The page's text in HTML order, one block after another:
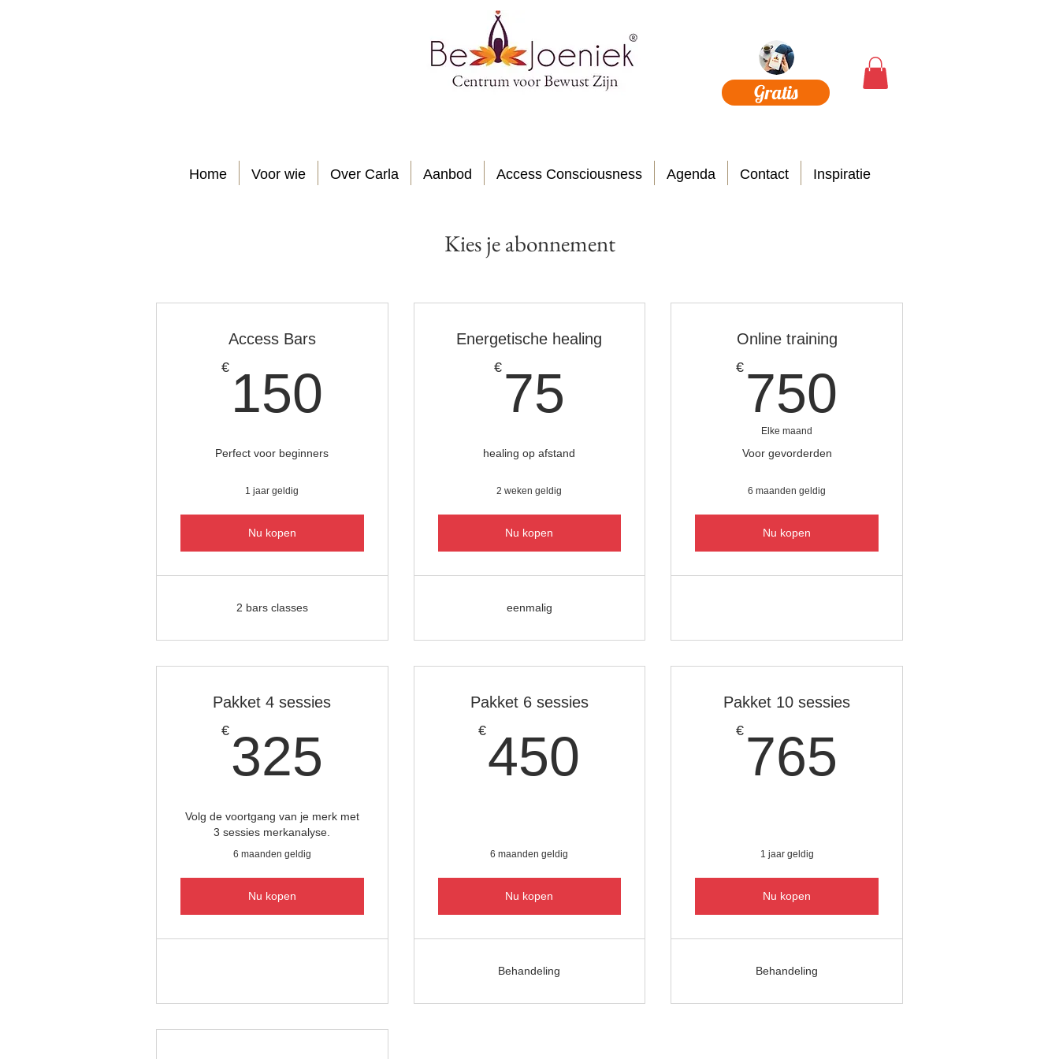
Gratis
Home Voor wie Over Carla Aanbod Access Consciousness Agenda Contact Inspiratie
Kies je abonnement
Access Bars
€ 150
Perfect voor beginners
1 jaar geldig
Nu kopen
2 bars classes
Energetische healing
€ 75
healing op afstand
2 weken geldig
Nu kopen
eenmalig
Online training
€ 750
Elke maand
Voor gevorderden
6 maanden geldig
Nu kopen
Pakket 4 sessies
€ 325
Volg de voortgang van je merk met
3 sessies merkanalyse.
6 maanden geldig
Nu kopen
Pakket 6 sessies
€450
6 maanden geldig
Nu kopen
Behandeling
Pakket 10 sessies
€ 765
1 jaar geldig
Nu kopen
Behandeling